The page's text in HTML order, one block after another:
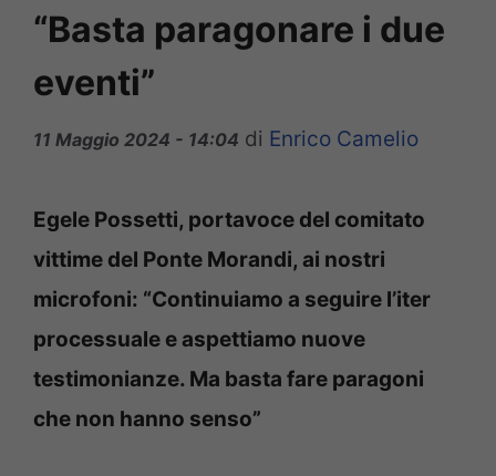
“Basta paragonare i due
eventi”
11 Maggio 2024 - 14:04 di Enrico Camelio
Egele Possetti, portavoce del comitato
vittime del Ponte Morandi, ai nostri
microfoni: “Continuiamo a seguire l’iter
processuale e aspettiamo nuove
testimonianze. Ma basta fare paragoni
che non hanno senso”